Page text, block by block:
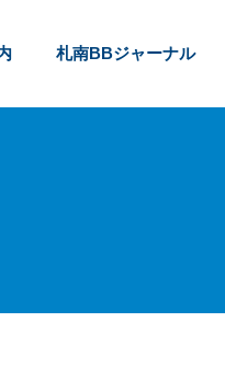
札南BBジャーナル